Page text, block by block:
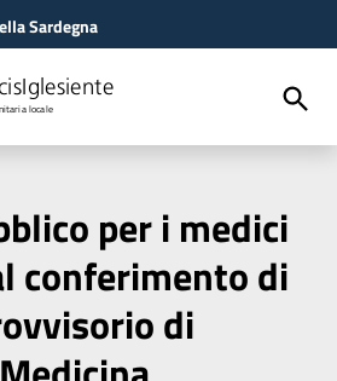
Sardegna
locale
per i medici
conferimento di
di